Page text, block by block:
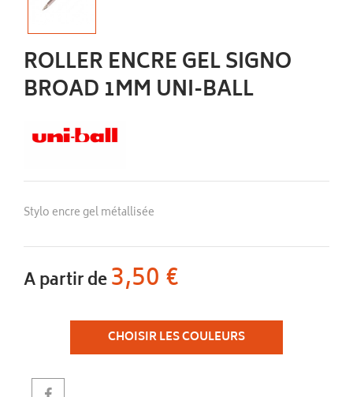
ROLLER ENCRE GEL SIGNO
BROAD 1MM UNI-BALL
Stylo encre gel métallisée
A partir de3,50 €
CHOISIR LES COULEURS